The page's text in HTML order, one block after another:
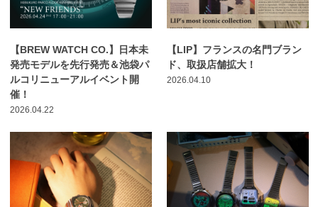
【BREW WATCH CO.】日本未
発売モデルを先行発売＆池袋パ
ルコリニューアルイベント開
催！
2026.04.22
【LIP】フランスの名門ブラン
ド、取扱店舗拡大！
2026.04.10